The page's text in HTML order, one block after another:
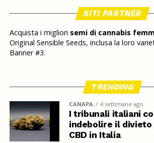
SITI PARTNER
Acquista i migliori semi di cannabis
Original Sensible Seeds, inclusa la loro
Banner #3.
TRENDING
CANAPA 4 settimane ago
I tribunali italiani
indebolire il
CBD in Italia